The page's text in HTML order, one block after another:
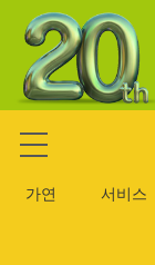
가연 서비스